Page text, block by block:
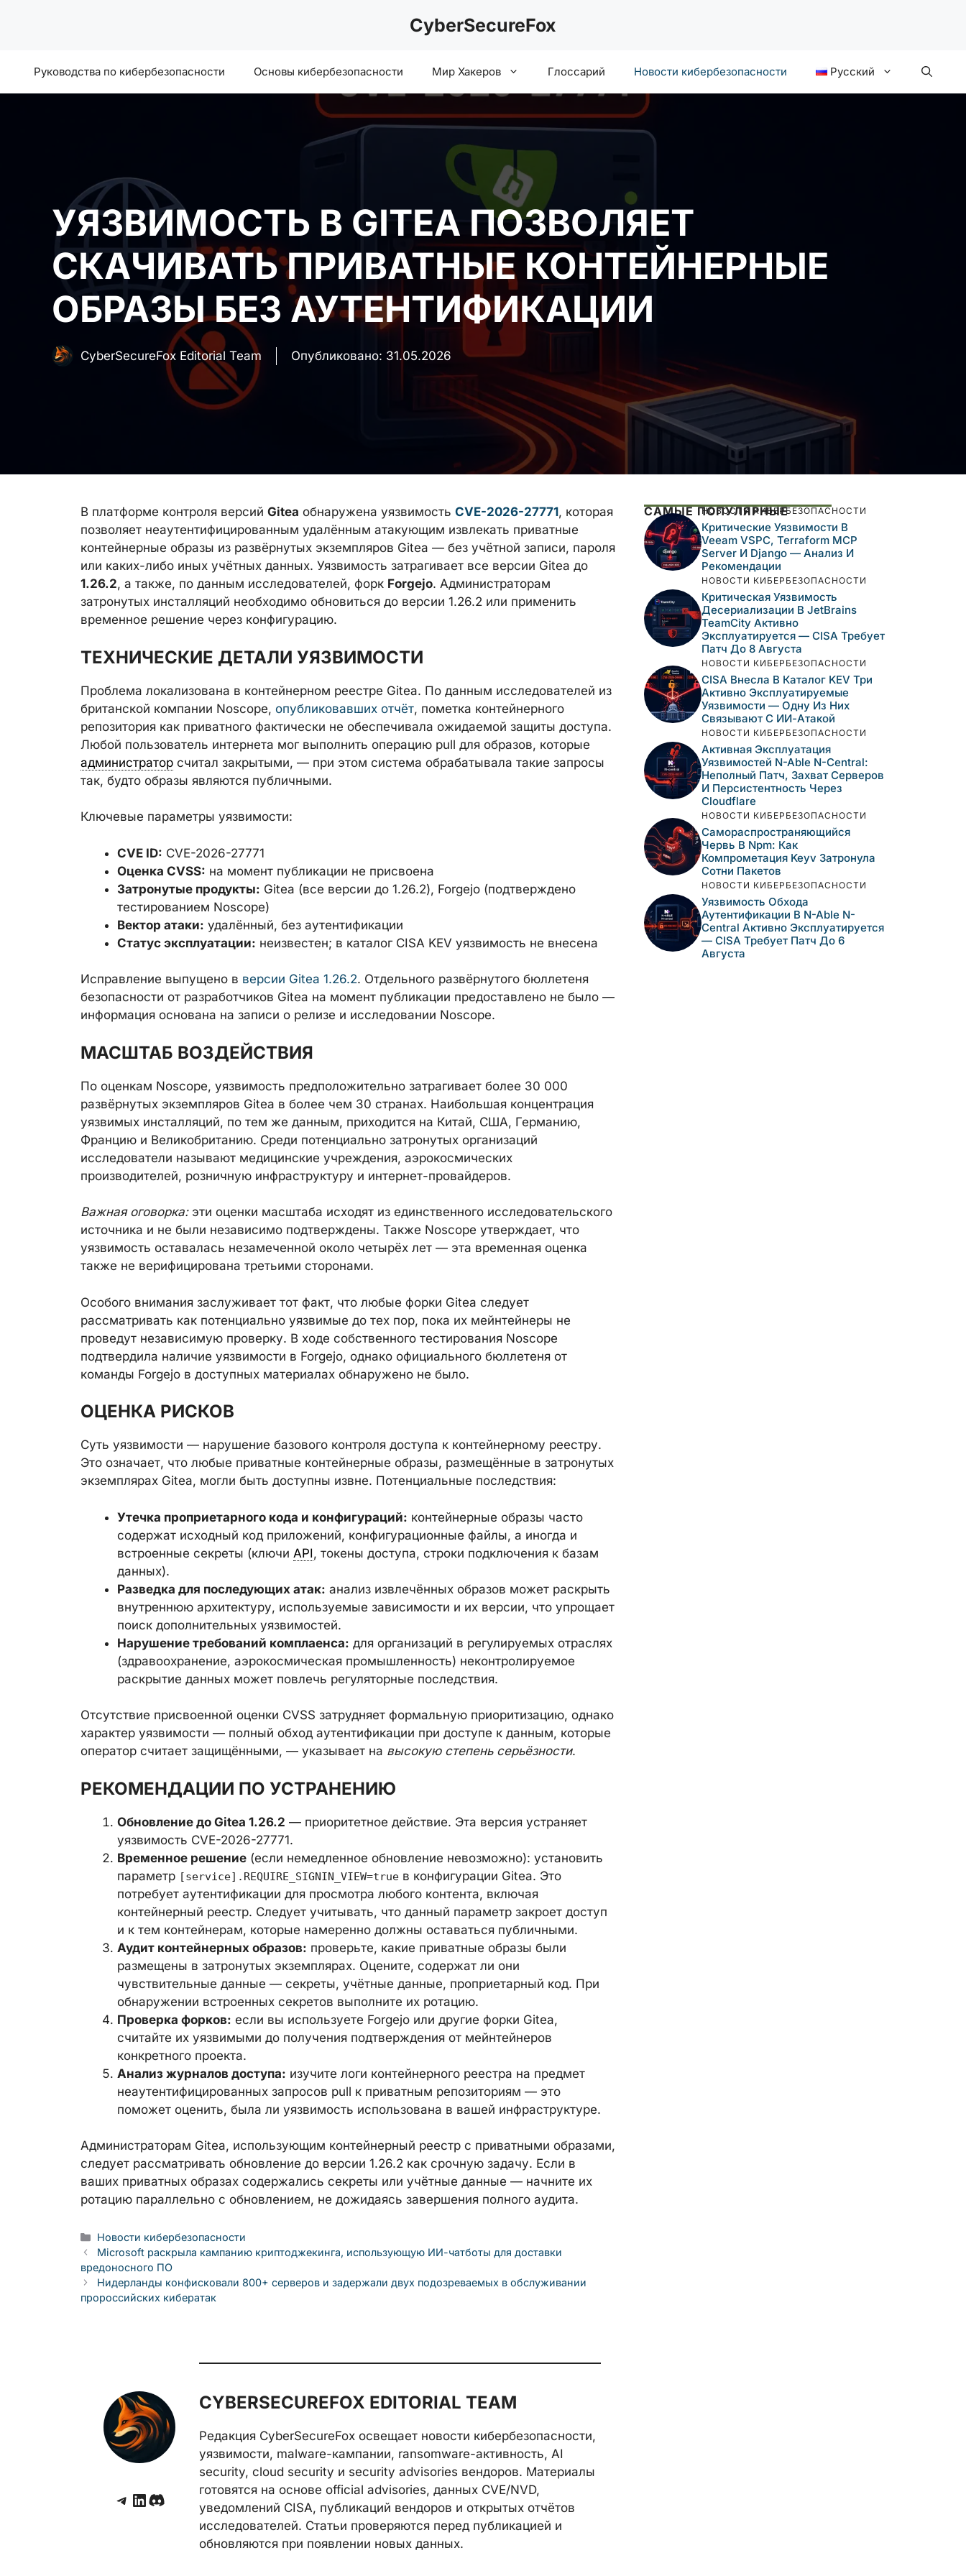
CyberSecureFox
Руководства по кибербезопасности Основы кибербезопасности Мир Хакеров Глоссарий Новости кибербезопасности Русский
УЯЗВИМОСТЬ В GITEA ПОЗВОЛЯЕТ
СКАЧИВАТЬ ПРИВАТНЫЕ КОНТЕЙНЕРНЫЕ
ОБРАЗЫ БЕЗ АУТЕНТИФИКАЦИИ
CyberSecureFox Editorial Team Опубликовано: 31.05.2026
В платформе контроля версий Gitea обнаружена уязвимость CVE-2026-27771, которая
позволяет неаутентифицированным удалённым атакующим извлекать приватные
контейнерные образы из развёрнутых экземпляров Gitea — без учётной записи, пароля
или каких-либо иных учётных данных. Уязвимость затрагивает все версии Gitea до
1.26.2, а также, по данным исследователей, форк Forgejo. Администраторам
затронутых инсталляций необходимо обновиться до версии 1.26.2 или применить
временное решение через конфигурацию.
ТЕХНИЧЕСКИЕ ДЕТАЛИ УЯЗВИМОСТИ
Проблема локализована в контейнерном реестре Gitea. По данным исследователей из
британской компании Noscope, опубликовавших отчёт, пометка контейнерного
репозитория как приватного фактически не обеспечивала ожидаемой защиты доступа.
Любой пользователь интернета мог выполнить операцию pull для образов, которые
администратор считал закрытыми, — при этом система обрабатывала такие запросы
так, будто образы являются публичными.
Ключевые параметры уязвимости:
CVE ID: CVE-2026-27771
Оценка CVSS: на момент публикации не присвоена
Затронутые продукты: Gitea (все версии до 1.26.2), Forgejo (подтверждено
тестированием Noscope)
Вектор атаки: удалённый, без аутентификации
Статус эксплуатации: неизвестен; в каталог CISA KEV уязвимость не внесена
Исправление выпущено в версии Gitea 1.26.2. Отдельного развёрнутого бюллетеня
безопасности от разработчиков Gitea на момент публикации предоставлено не было —
информация основана на записи о релизе и исследовании Noscope.
МАСШТАБ ВОЗДЕЙСТВИЯ
По оценкам Noscope, уязвимость предположительно затрагивает более 30 000
развёрнутых экземпляров Gitea в более чем 30 странах. Наибольшая концентрация
уязвимых инсталляций, по тем же данным, приходится на Китай, США, Германию,
Францию и Великобританию. Среди потенциально затронутых организаций
исследователи называют медицинские учреждения, аэрокосмических
производителей, розничную инфраструктуру и интернет-провайдеров.
Важная оговорка:эти оценки масштаба исходят из единственного исследовательского
источника и не были независимо подтверждены. Также Noscope утверждает, что
уязвимость оставалась незамеченной около четырёх лет — эта временная оценка
также не верифицирована третьими сторонами.
Особого внимания заслуживает тот факт, что любые форки Gitea следует
рассматривать как потенциально уязвимые до тех пор, пока их мейнтейнеры не
проведут независимую проверку. В ходе собственного тестирования Noscope
подтвердила наличие уязвимости в Forgejo, однако официального бюллетеня от
команды Forgejo в доступных материалах обнаружено не было.
ОЦЕНКА РИСКОВ
Суть уязвимости — нарушение базового контроля доступа к контейнерному реестру.
Это означает, что любые приватные контейнерные образы, размещённые в затронутых
экземплярах Gitea, могли быть доступны извне. Потенциальные последствия:
Утечка проприетарного кода и конфигураций: контейнерные образы часто
содержат исходный код приложений, конфигурационные файлы, а иногда и
встроенные секреты (ключи API , токены доступа, строки подключения к базам
данных).
Разведка для последующих атак: анализ извлечённых образов может раскрыть
внутреннюю архитектуру, используемые зависимости и их версии, что упрощает
поиск дополнительных уязвимостей.
Нарушение требований комплаенса: для организаций в регулируемых отраслях
(здравоохранение, аэрокосмическая промышленность) неконтролируемое
раскрытие данных может повлечь регуляторные последствия.
Отсутствие присвоенной оценки CVSS затрудняет формальную приоритизацию, однако
характер уязвимости — полный обход аутентификации при доступе к данным, которые
оператор считает защищёнными, — указывает на высокую степень серьёзности.
РЕКОМЕНДАЦИИ ПО УСТРАНЕНИЮ
Обновление до Gitea 1.26.2 — приоритетное действие. Эта версия устраняет
уязвимость CVE-2026-27771.
Временное решение (если немедленное обновление невозможно): установить
параметр [service].REQUIRE_SIGNIN_VIEW=true в конфигурации Gitea. Это
потребует аутентификации для просмотра любого контента, включая
контейнерный реестр. Следует учитывать, что данный параметр закроет доступ
и к тем контейнерам, которые намеренно должны оставаться публичными.
Аудит контейнерных образов: проверьте, какие приватные образы были
размещены в затронутых экземплярах. Оцените, содержат ли они
чувствительные данные — секреты, учётные данные, проприетарный код. При
обнаружении встроенных секретов выполните их ротацию.
Проверка форков: если вы используете Forgejo или другие форки Gitea,
считайте их уязвимыми до получения подтверждения от мейнтейнеров
конкретного проекта.
Анализ журналов доступа: изучите логи контейнерного реестра на предмет
неаутентифицированных запросов pull к приватным репозиториям — это
поможет оценить, была ли уязвимость использована в вашей инфраструктуре.
Администраторам Gitea, использующим контейнерный реестр с приватными образами,
следует рассматривать обновление до версии 1.26.2 как срочную задачу. Если в
ваших приватных образах содержались секреты или учётные данные — начните их
ротацию параллельно с обновлением, не дожидаясь завершения полного аудита.
Рубрики
Новости кибербезопасности
Microsoft раскрыла кампанию криптоджекинга, использующую ИИ-чатботы для доставки
вредоносного ПО
Нидерланды конфисковали 800+ серверов и задержали двух подозреваемых в обслуживании
пророссийских кибератак
Telegram
LinkedIn
Discord
CYBERSECUREFOX EDITORIAL TEAM
Редакция CyberSecureFox освещает новости кибербезопасности,
уязвимости, malware-кампании, ransomware-активность, AI
security, cloud security и security advisories вендоров. Материалы
готовятся на основе official advisories, данных CVE/NVD,
уведомлений CISA, публикаций вендоров и открытых отчётов
исследователей. Статьи проверяются перед публикацией и
обновляются при появлении новых данных.
САМЫЕ ПОПУЛЯРНЫЕ
НОВОСТИ КИБЕРБЕЗОПАСНОСТИ
Критические Уязвимости В
Veeam VSPC, Terraform MCP
Server И Django — Анализ И
Рекомендации
НОВОСТИ КИБЕРБЕЗОПАСНОСТИ
Критическая Уязвимость
Десериализации В JetBrains
TeamCity Активно
Эксплуатируется — CISA Требует
Патч До 8 Августа
НОВОСТИ КИБЕРБЕЗОПАСНОСТИ
CISA Внесла В Каталог KEV Три
Активно Эксплуатируемые
Уязвимости — Одну Из Них
Связывают С ИИ-Атакой
НОВОСТИ КИБЕРБЕЗОПАСНОСТИ
Активная Эксплуатация
Уязвимостей N-Able N-Central:
Неполный Патч, Захват Серверов
И Персистентность Через
Cloudflare
НОВОСТИ КИБЕРБЕЗОПАСНОСТИ
Самораспространяющийся
Червь В Npm: Как
Компрометация Keyv Затронула
Сотни Пакетов
НОВОСТИ КИБЕРБЕЗОПАСНОСТИ
Уязвимость Обхода
Аутентификации В N-Able N-
Central Активно Эксплуатируется
— CISA Требует Патч До 6
Августа